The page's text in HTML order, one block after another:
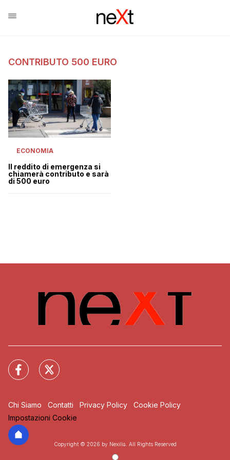
CONTRIBUTO 500 EURO
ECONOMIA
Il reddito di emergenza si
chiamerà contributo e sarà
di 500 euro
Chi Siamo Contatti Privacy Policy
Cookie Policy
Impostazioni Cookie
Copyright © 2026 by Nexilia. All Rights Reserved